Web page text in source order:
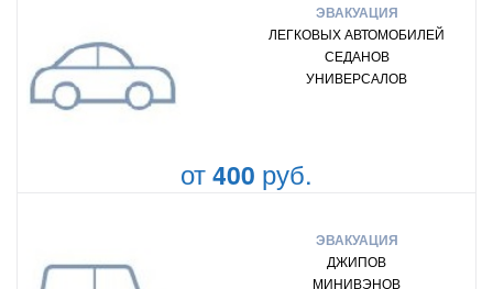
ЭВАКУАЦИЯ
ЛЕГКОВЫХ АВТОМОБИЛЕЙ
СЕДАНОВ
УНИВЕРСАЛОВ
от400 руб.
ЭВАКУАЦИЯ
ДЖИПОВ
МИНИВЭНОВ